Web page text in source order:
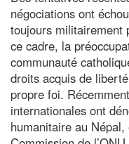
négociations ont
toujours militairement
ce cadre, la
communauté
droits acquis de
propre foi.
internationales ont
humanitaire au Népal,